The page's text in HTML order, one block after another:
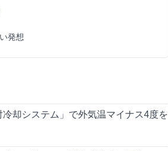
発想
却システム」で外気温マイナス4度を